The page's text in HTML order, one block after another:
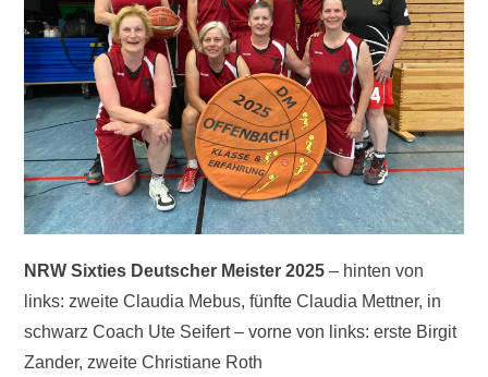
NRW Sixties Deutscher Meister 2025 – hinten von
links: zweite Claudia Mebus, fünfte Claudia Mettner, in
schwarz Coach Ute Seifert – vorne von links: erste Birgit
Zander, zweite Christiane Roth